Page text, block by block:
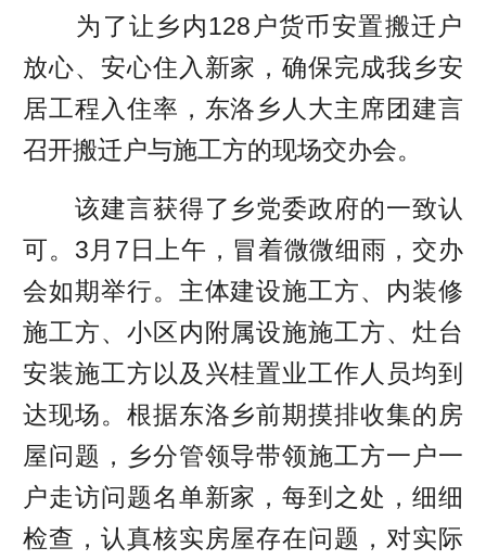
为了让乡内128户货币安置搬迁户
放心、安心住入新家，确保完成我乡安
居工程入住率，东洛乡人大主席团建言
召开搬迁户与施工方的现场交办会。
该建言获得了乡党委政府的一致认
可。3月7日上午，冒着微微细雨，交办
会如期举行。主体建设施工方、内装修
施工方、小区内附属设施施工方、灶台
安装施工方以及兴桂置业工作人员均到
达现场。根据东洛乡前期摸排收集的房
屋问题，乡分管领导带领施工方一户一
户走访问题名单新家，每到之处，细细
检查，认真核实房屋存在问题，对实际